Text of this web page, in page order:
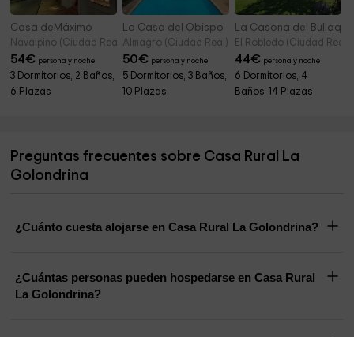
Casa deMáximo
Navalpino (Ciudad Real)
54€ persona y noche
3 Dormitorios, 2 Baños,
6 Plazas
La Casa del Obispo
Almagro (Ciudad Real)
50€ persona y noche
5 Dormitorios, 3 Baños,
10 Plazas
La Casona del Bullaque
El Robledo (Ciudad Real)
44€ persona y noche
6 Dormitorios, 4
Baños, 14 Plazas
Preguntas frecuentes sobre Casa Rural La
Golondrina
¿Cuánto cuesta alojarse en Casa Rural La Golondrina?
¿Cuántas personas pueden hospedarse en Casa Rural
La Golondrina?